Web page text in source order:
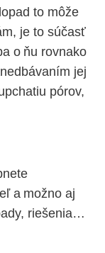
to môže
je to súčasť
o ňu rovnako
jej
pórov,
a možno aj
riešenia…